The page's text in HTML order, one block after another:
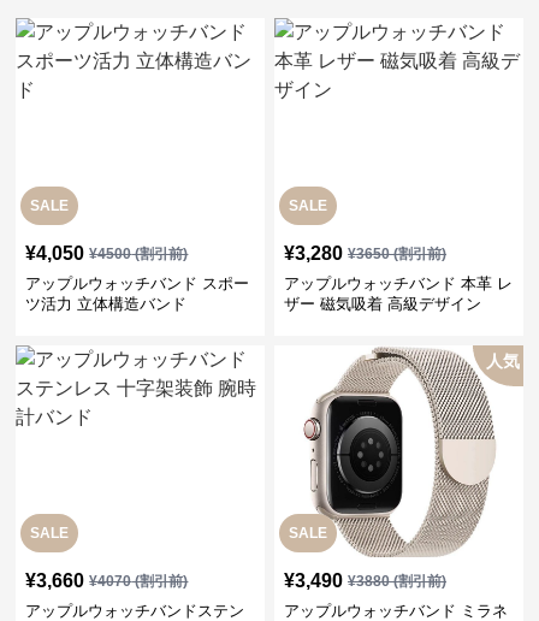
SALE
¥4,050 ¥4500(割引前)
アップルウォッチバンド スポー
ツ活力 立体構造バンド
SALE
¥3,280 ¥3650(割引前)
アップルウォッチバンド 本革 レ
ザー 磁気吸着 高級デザイン
SALE
¥3,660 ¥4070(割引前)
アップルウォッチバンドステン
SALE
人気
¥3,490 ¥3880(割引前)
アップルウォッチバンド ミラネ